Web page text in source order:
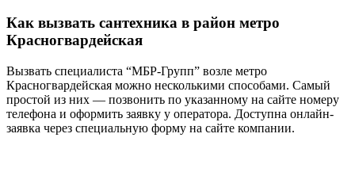
Как вызвать сантехника в район метро
Красногвардейская
Вызвать специалиста “МБР-Групп” возле метро
Красногвардейская можно несколькими способами. Самый
простой из них — позвонить по указанному на сайте номеру
телефона и оформить заявку у оператора. Доступна онлайн-
заявка через специальную форму на сайте компании.